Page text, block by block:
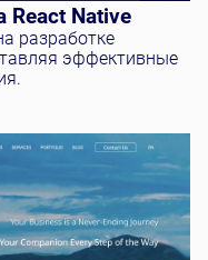
React Native
разработке
эффективные